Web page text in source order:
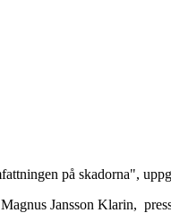
på skadorna",
Jansson Klarin,